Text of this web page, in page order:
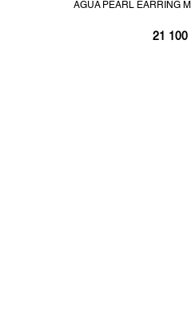
AGUA PEARL EARRING
21 100